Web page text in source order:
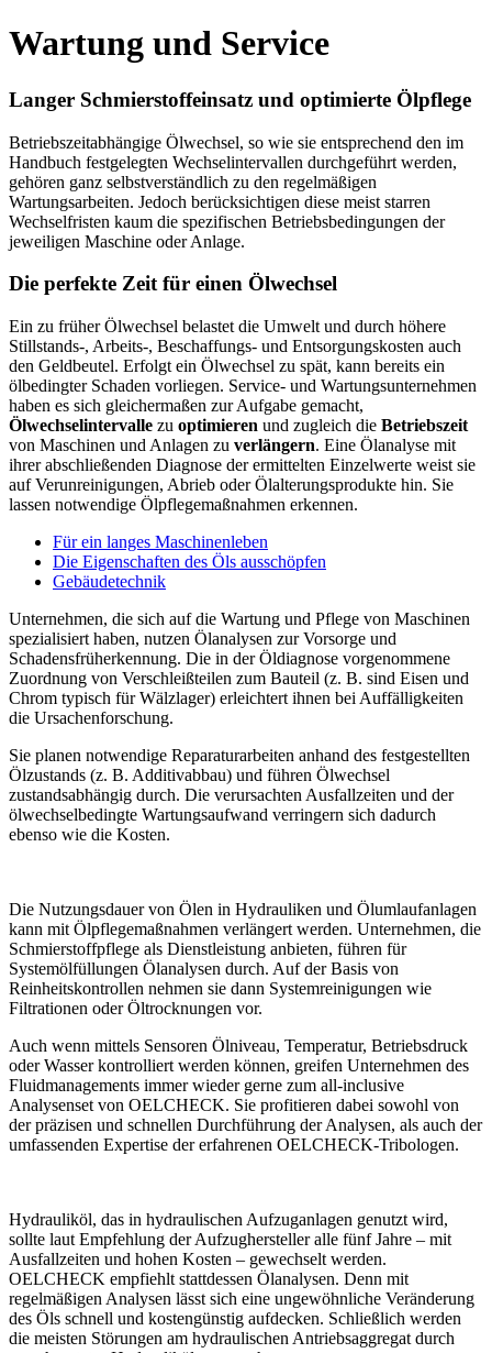
Wartung und Service
Langer Schmierstoffeinsatz und optimierte Ölpflege
Betriebszeitabhängige Ölwechsel, so wie sie entsprechend den im
Handbuch festgelegten Wechselintervallen durchgeführt werden,
gehören ganz selbstverständlich zu den regelmäßigen
Wartungsarbeiten. Jedoch berücksichtigen diese meist starren
Wechselfristen kaum die spezifischen Betriebsbedingungen der
jeweiligen Maschine oder Anlage.
Die perfekte Zeit für einen Ölwechsel
Ein zu früher Ölwechsel belastet die Umwelt und durch höhere
Stillstands-, Arbeits-, Beschaffungs- und Entsorgungskosten auch
den Geldbeutel. Erfolgt ein Ölwechsel zu spät, kann bereits ein
ölbedingter Schaden vorliegen. Service- und Wartungsunternehmen
haben es sich gleichermaßen zur Aufgabe gemacht,
Ölwechselintervalle zu optimieren und zugleich die Betriebszeit
von Maschinen und Anlagen zu verlängern. Eine Ölanalyse mit
ihrer abschließenden Diagnose der ermittelten Einzelwerte weist sie
auf Verunreinigungen, Abrieb oder Ölalterungsprodukte hin. Sie
lassen notwendige Ölpflegemaßnahmen erkennen.
Für ein langes Maschinenleben
Die Eigenschaften des Öls ausschöpfen
Gebäudetechnik
Unternehmen, die sich auf die Wartung und Pflege von Maschinen
spezialisiert haben, nutzen Ölanalysen zur Vorsorge und
Schadensfrüherkennung. Die in der Öldiagnose vorgenommene
Zuordnung von Verschleißteilen zum Bauteil (z. B. sind Eisen und
Chrom typisch für Wälzlager) erleichtert ihnen bei Auffälligkeiten
die Ursachenforschung.
Sie planen notwendige Reparaturarbeiten anhand des festgestellten
Ölzustands (z. B. Additivabbau) und führen Ölwechsel
zustandsabhängig durch. Die verursachten Ausfallzeiten und der
ölwechselbedingte Wartungsaufwand verringern sich dadurch
ebenso wie die Kosten.
Die Nutzungsdauer von Ölen in Hydrauliken und Ölumlaufanlagen
kann mit Ölpflegemaßnahmen verlängert werden. Unternehmen, die
Schmierstoffpflege als Dienstleistung anbieten, führen für
Systemölfüllungen Ölanalysen durch. Auf der Basis von
Reinheitskontrollen nehmen sie dann Systemreinigungen wie
Filtrationen oder Öltrocknungen vor.
Auch wenn mittels Sensoren Ölniveau, Temperatur, Betriebsdruck
oder Wasser kontrolliert werden können, greifen Unternehmen des
Fluidmanagements immer wieder gerne zum all-inclusive
Analysenset von OELCHECK. Sie profitieren dabei sowohl von
der präzisen und schnellen Durchführung der Analysen, als auch der
umfassenden Expertise der erfahrenen OELCHECK-Tribologen.
Hydrauliköl, das in hydraulischen Aufzuganlagen genutzt wird,
sollte laut Empfehlung der Aufzughersteller alle fünf Jahre – mit
Ausfallzeiten und hohen Kosten – gewechselt werden.
OELCHECK empfiehlt stattdessen Ölanalysen. Denn mit
regelmäßigen Analysen lässt sich eine ungewöhnliche Veränderung
des Öls schnell und kostengünstig aufdecken. Schließlich werden
die meisten Störungen am hydraulischen Antriebsaggregat durch